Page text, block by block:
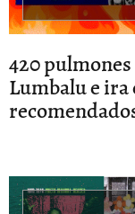
420
Lumbalu e ira